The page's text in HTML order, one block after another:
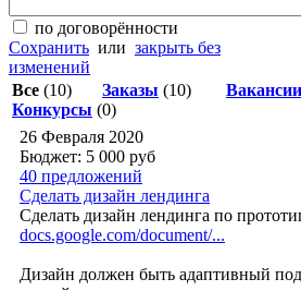
по договорённости
Сохранить или закрыть без
изменений
Все (10) Заказы (10) Вакансии
Конкурсы (0)
26 Февраля 2020
Бюджет: 5 000 руб
40 предложений
Сделать дизайн лендинга
Сделать дизайн лендинга по
docs.google.com/document/...
Дизайн должен быть адаптивный